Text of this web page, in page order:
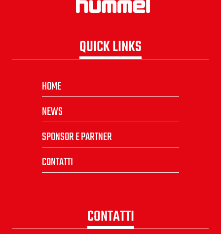
QUICK LINKS
HOME
NEWS
SPONSOR E PARTNER
CONTATTI
CONTATTI